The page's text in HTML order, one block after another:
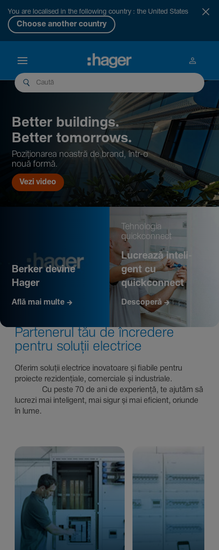
You are localised in the following country : the United States
Choose another country
Better buil­dings.
Better tomor­rows.
Pozi­țio­narea noastră de brand, într-o
nouă formă.
Vezi video
Berker devine
Hager
Află mai multe
Tehno­logia
quickconnect
Lucrează inte­li­
gent cu
quickconnect
Descoperă
Parte­nerul tău de încre­dere
pentru soluții electrice
Oferim soluții electrice inova­toare și fiabile pentru
proiecte rezi­den­țiale, comer­ciale și indus­triale.
Cu peste 70 de ani de expe­riență, te ajutăm să
lucrezi mai inte­li­gent, mai sigur și mai eficient, oriunde
în lume.